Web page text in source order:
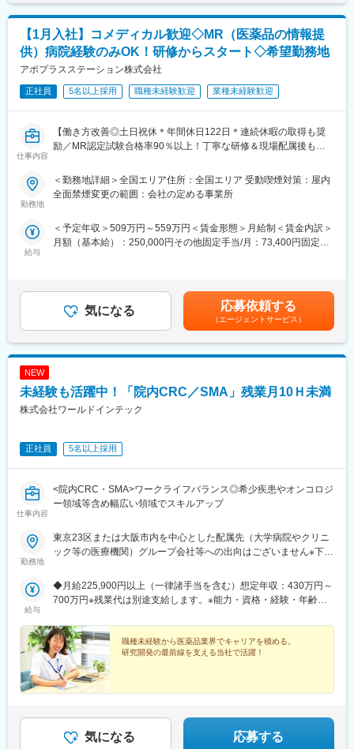
変更の範囲：会社の定める業務
文理問わず一から学べる環境を整えているため、専門知識は入社
後に身に付ける意欲があれば問題ございません。
社員の活躍事例についての詳細は、是非こちらのURLも併せてご
覧ください。
https://healthcarecareerpark.iqvia.com/
■具体的な業務
すでに取引のある病院の医師や薬剤師に向け、医薬品の効果や副
作用・適切な使用方法などの情報を提供し、薬剤のプロモーショ
ン活動を行っていただきます。メインの業務は情報提供となるた
活動に専念できる環境です。
個人の予算はありますが、チーム内で助け合う社風が整ってお
す。
給取得もしやすく、年間140日ほど休んでいる方も多くいます。
業部やグループ会社への異動実績も豊富にございます。（※病院の
営業経験を活かして様々なキャリアプランを実現できるのは、当
社ならではの強みです。
金はあくまでも目安の金額であり、選考を通じて上下する可能性
があります。月給(月額)は固定手当を含めた表記です。
【1月入社】コメディカル歓迎◇MR（医薬品の情報提
供）病院経験のみOK！研修からスタート◇希望勤務地
アポプラスステーション株式会社
正社員 5名以上採用 職種未経験歓迎 業種未経験歓迎
仕事内容
【働き方改善◎土日祝休＊年間休日122日＊連続休暇の取得も奨
励／MR認定試験合格率90％以上！丁寧な研修＆現場配属後も伴
★医療従事者の経験が活かせる！次の新しいキャリアを築く！
＜医療従事者の方におススメの理由＞
・身につけた医療知識や、臨床経験が活かせます！
現場配属後も、担当サポーターが伴走します。1人にしません！
・東証プライム上場Gの安定基盤×内資系企業◎安定して働ける環
境です！
■職務内容：
関する情報提供を行います。
＜MRとは＞
提供がミッションです。
医薬品は「どの成分に、どのような効果があって、誰に使うと良
きます。医師への適切な医薬品情報の提供を通じて、患者さんの
治療、地域医療課題に貢献することができます。
・入社から3か月間：座学研修（導入教育）のみ
└医薬品や医療業界、営業方法についての知識を身につけます。
わせて行う、MR認定試験に100％を担保する対策講座がありま
す。
・現場配属後も、担当SVと月1回以上の面談を設けており、成果
を出すためのフォロー体制を整えております。
★入社同期がいるため、一緒に頑張れる環境です！専門性の高い
営業職が目指せます。
・長期休暇が取りやすい！（連続休暇の取得を奨励しています）
・有給取得率：70％以上
勤務地
＜勤務地詳細＞全国エリア住所：全国エリア 受動喫煙対策：屋内
全面禁煙変更の範囲：会社の定める事業所
給与
＜予定年収＞509万円～559万円＜賃金形態＞月給制＜賃金内訳＞
月額（基本給）：250,000円その他固定手当/月：73,400円固定残
どを考慮し、規定により決定します。※年収の他に別途日当（月額
3～4万円）・諸手当有昇給：年1回★頑張りに応じて年収UP★赴
任先の評価次第で大幅に年収をUPできます。（年2回業績給改
定）賃金はあくまでも目安の金額であり、選考を通じて上下する
可能性があります。月給(月額)は固定手当を含めた表記です。
気になる 応募依頼する
（エージェントサービス）
NEW
未経験も活躍中！「院内CRC／SMA」残業月10Ｈ未満
株式会社ワールドインテック
正社員 5名以上採用
仕事内容
<院内CRC・SMA>ワークライフバランス◎希少疾患やオンコロジ
ー領域等含め幅広い領域でスキルアップ
勤務地
東京23区または大阪市内を中心とした配属先（大学病院やクリニ
ック等の医療機関）グループ会社等への出向はございません※下記
県・神奈川県・福島県・京都府・兵庫県・和歌山県・福岡県）
R&D事業部 臨床開発グループ【東京営業所】東京都港区東新橋
江2-2-18 ワールドホールディングス北堀江4F
給与
◆月給225,900円以上（一律諸手当を含む）想定年収：430万円～
700万円※残業代は別途支給します。※能力・資格・経験・年齢な
職種未経験から医薬品業界でキャリアを積める。
研究開発の最前線を支える当社で活躍！
気になる 応募する